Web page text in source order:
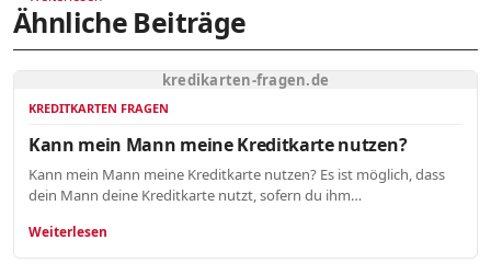
Ähnliche Beiträge
kredikarten-fragen.de
KREDITKARTEN FRAGEN
Kann mein Mann meine Kreditkarte nutzen?
Kann mein Mann meine Kreditkarte nutzen? Es ist möglich, dass
dein Mann deine Kreditkarte nutzt, sofern du ihm…
Weiterlesen